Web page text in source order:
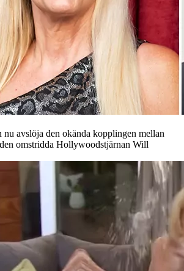
nu avslöja den okända kopplingen mellan
omstridda Hollywoodstjärnan Will